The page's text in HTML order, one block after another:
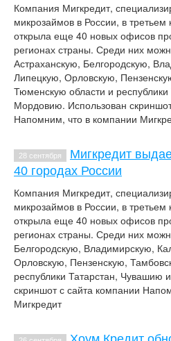
Компания Мигкредит,
микрозаймов в России, в третьем
открыла еще 40 новых офисов
регионах страны. Среди них
Астраханскую, Белгородскую,
Липецкую, Орловскую,
Тюменскую области и
Мордовию. Использован
Напомним, что в компании
28 сентября
Мигкредит
40 городах России
Компания Мигкредит,
микрозаймов в России, в третьем
открыла еще 40 новых офисов
регионах страны. Среди них
Белгородскую, Владимирскую,
Орловскую, Пензенскую,
республики Татарстан, Чувашию
скриншот с сайта компании
Мигкредит